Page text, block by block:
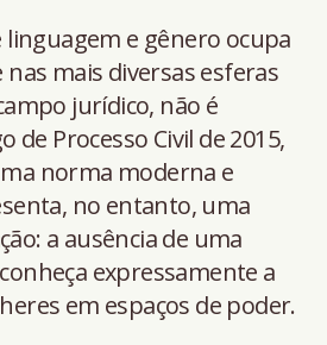
linguagem e gênero ocupa
mais diversas esferas
jurídico, não é
de Processo Civil de 2015,
norma moderna e
no entanto, uma
a ausência de uma
expressamente a
em espaços de poder.